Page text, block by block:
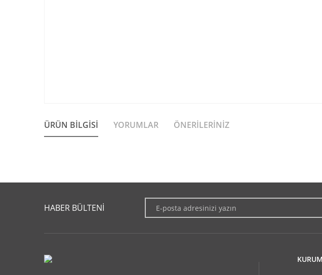
ÜRÜN BILGISI YORUMLAR ÖNERILERINIZ
Görüş ve önerileriniz için teşekkür ederiz.
Ürün açıklamasında eksik bilgiler bulunuyor.
HABER BÜLTENİ